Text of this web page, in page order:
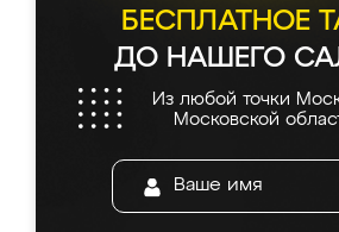
БЕСПЛАТНОЕ
ДО НАШЕГО
Из любой точки
Московской